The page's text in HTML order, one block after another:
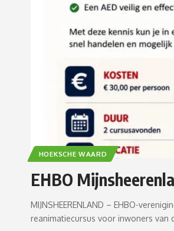
HOEKSCHE WAARD
EHBO
MIJNSHEERENLAND – EHBO-
reanimatiecursus voor inwoners van